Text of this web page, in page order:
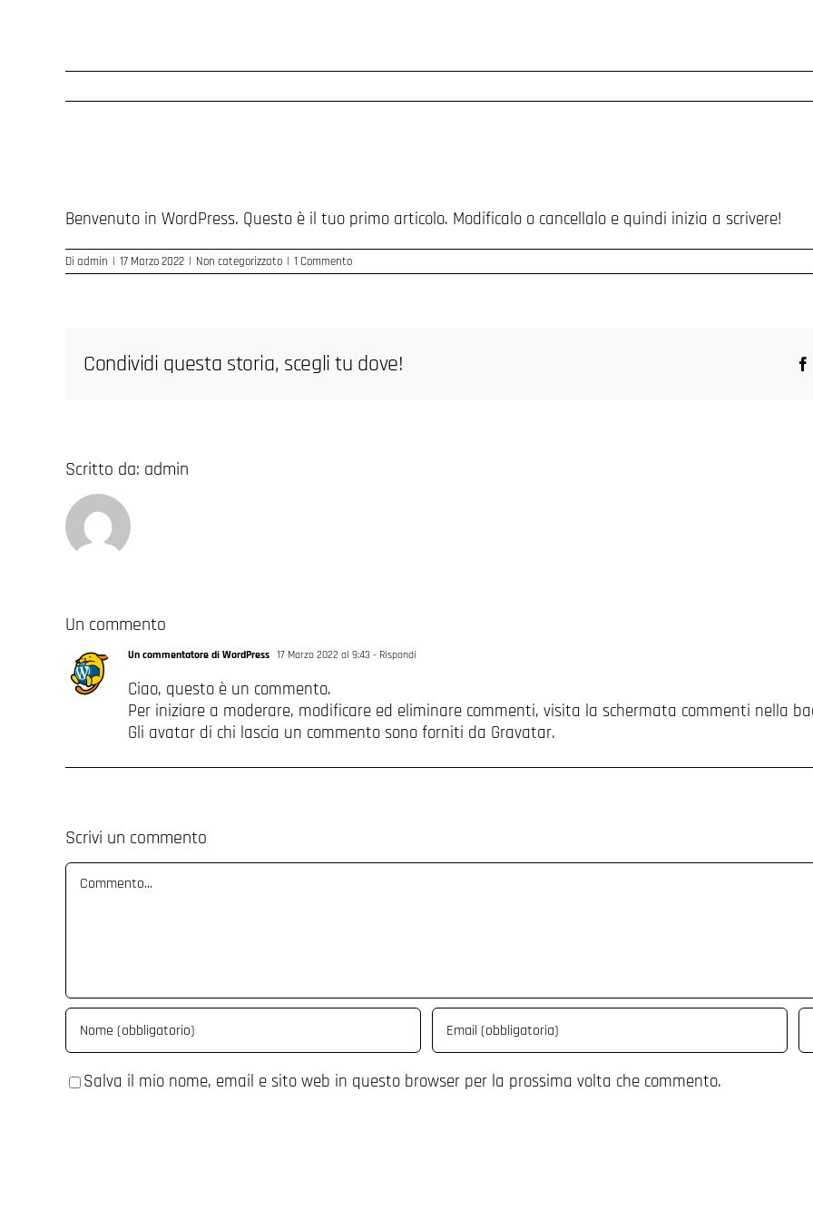
Benvenuto in WordPress. Questo è il tuo primo articolo. Modificalo o cancellalo e quindi inizia a scrivere!
Di admin | 17 Marzo 2022 | Non categorizzato | 1 Commento
Condividi questa storia, scegli tu dove!
Scritto da: admin
Un commento
Un commentatore di WordPress 17 Marzo 2022 al 9:43 - Rispondi
Ciao, questo è un commento.
Per iniziare a moderare, modificare ed eliminare commenti, visita la schermata commenti nella
Gli avatar di chi lascia un commento sono forniti da Gravatar.
Scrivi un commento
Commento
Salva il mio nome, email e sito web in questo browser per la prossima volta che commento.